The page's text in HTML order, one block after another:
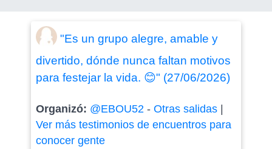
"Es un grupo alegre, amable y
divertido, dónde nunca faltan motivos
para festejar la vida. 😊" (27/06/2026)
Organizó: @EBOU52- Otras salidas|
Ver más testimonios de encuentros para
conocer gente